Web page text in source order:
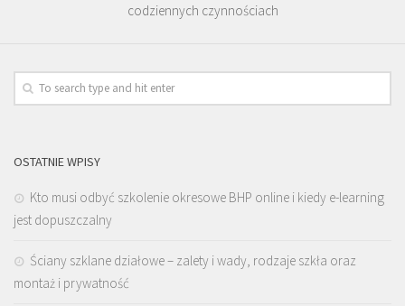
codziennych czynnościach
OSTATNIE WPISY
Kto musi odbyć szkolenie okresowe BHP online i kiedy e-learning
jest dopuszczalny
Ściany szklane działowe – zalety i wady, rodzaje szkła oraz
montaż i prywatność